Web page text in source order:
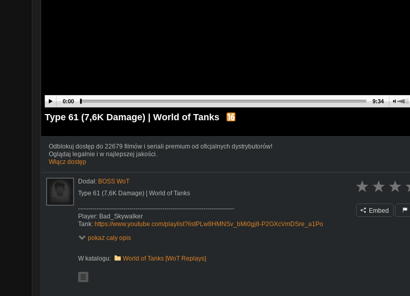
0:00 9:34
Type 61 (7,6K Damage) | World of Tanks
Odblokuj dostęp do 22679 filmów i seriali premium od oficjalnych dystrybutorów!
Oglądaj legalnie i w najlepszej jakości.
Włącz dostęp
Dodał: BOSS WoT
Type 61 (7,6K Damage) | World of Tanks
----------------------------------------------------------------------------
Player: Bad_Skywalker
Tank: https://www.youtube.com/playlist?listPLw8HMNSv_bMi0gj8-P2GXcVmDSre_a1Po
----------------------------------------------------------------------------
-
-
-
pokaż cały opis
W katalogu: World of Tanks [WoT Replays]
Embed